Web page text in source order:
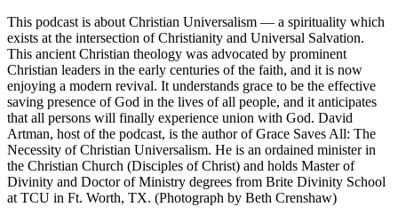
This podcast is about Christian Universalism — a spirituality which
exists at the intersection of Christianity and Universal Salvation.
This ancient Christian theology was advocated by prominent
Christian leaders in the early centuries of the faith, and it is now
enjoying a modern revival. It understands grace to be the effective
saving presence of God in the lives of all people, and it anticipates
that all persons will finally experience union with God. David
Artman, host of the podcast, is the author of Grace Saves All: The
Necessity of Christian Universalism. He is an ordained minister in
the Christian Church (Disciples of Christ) and holds Master of
Divinity and Doctor of Ministry degrees from Brite Divinity School
at TCU in Ft. Worth, TX. (Photograph by Beth Crenshaw)